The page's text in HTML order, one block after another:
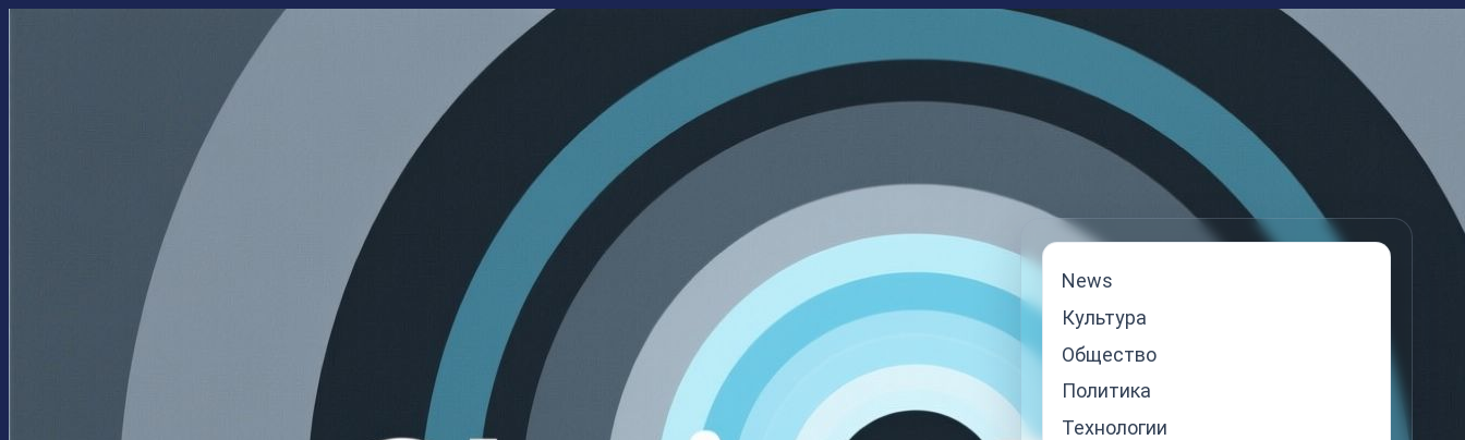
News
Культура
Общество
Политика
Технологии